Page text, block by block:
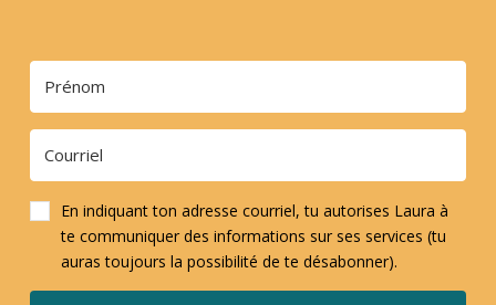
En indiquant ton adresse courriel, tu autorises Laura à
te communiquer des informations sur ses services (tu
auras toujours la possibilité de te désabonner).